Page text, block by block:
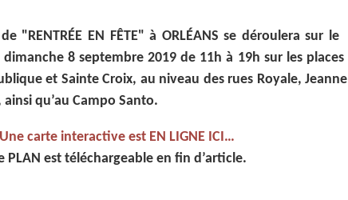
"RENTRÉE EN FÊTE" à ORLÉANS se déroulera sur le
dimanche 8 septembre 2019 de 11h à 19h sur les places
et Sainte Croix, au niveau des rues Royale, Jeanne
qu’au Campo Santo.
Une carte interactive est EN LIGNE ICI…
PLAN est téléchargeable en fin d’article.